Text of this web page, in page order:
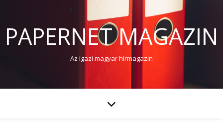
PAPERNET MAGAZIN
Az igazi magyar hírmagazin